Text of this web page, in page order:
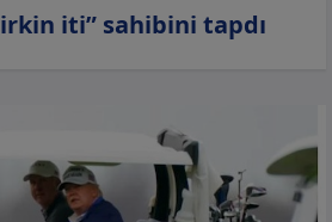
iti” sahibini tapdı